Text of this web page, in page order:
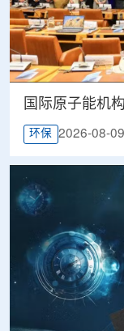
国际原子能机
环保 2026-08-09